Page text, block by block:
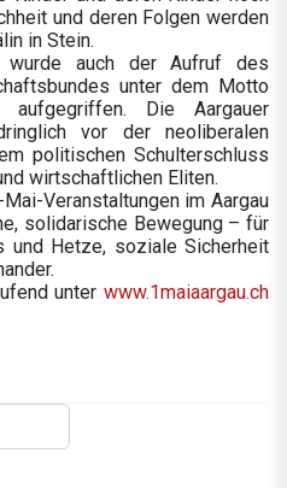
und deren Folgen werden
in Stein.
wurde auch der Aufruf des
unter dem Motto
Die Aargauer
vor der neoliberalen
politischen Schulterschluss
wirtschaftlichen Eliten.
Veranstaltungen im Aargau
solidarische Bewegung – für
und Hetze, soziale Sicherheit
unter www.1maiaargau.ch